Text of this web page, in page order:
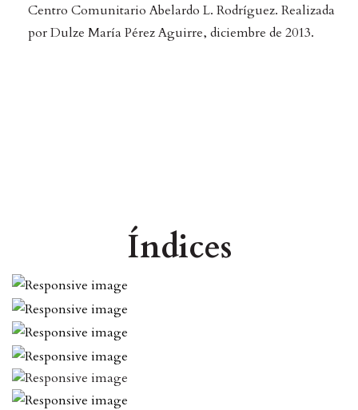
Centro Comunitario Abelardo L. Rodríguez. Realizada
por Dulze María Pérez Aguirre, diciembre de 2013.
Índices